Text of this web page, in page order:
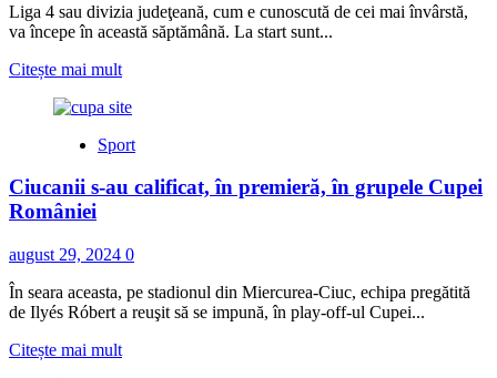
Harghita
sprijină
turismului
în
Hăşmaşul
Liga 4 sau divizia judeţeană, cum e cunoscută de cei mai învârstă,
va începe în această săptămână. La start sunt...
Citește mai multRead
about
Start
divizia
Sport
Ciucanii s-au calificat, în premieră, în grupele Cupei
României
august 29, 2024 0
În seara aceasta, pe stadionul din Miercurea-Ciuc, echipa pregătită
de Ilyés Róbert a reuşit să se impună, în play-off-ul Cupei...
Citește mai multRead